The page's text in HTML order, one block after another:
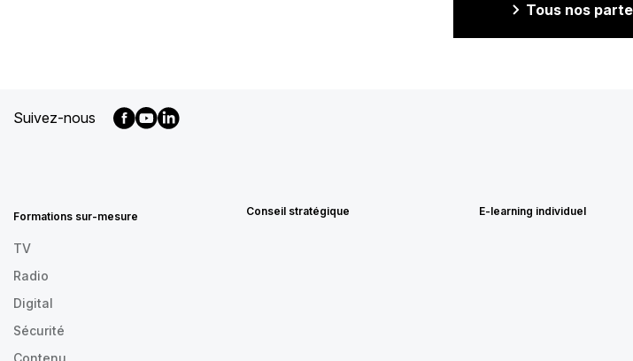
Tous nos
Suivez-nous
FR
Formations sur-mesure
TV
Radio
Digital
Sécurité
Contenu
Conseil stratégique E-learning individuel